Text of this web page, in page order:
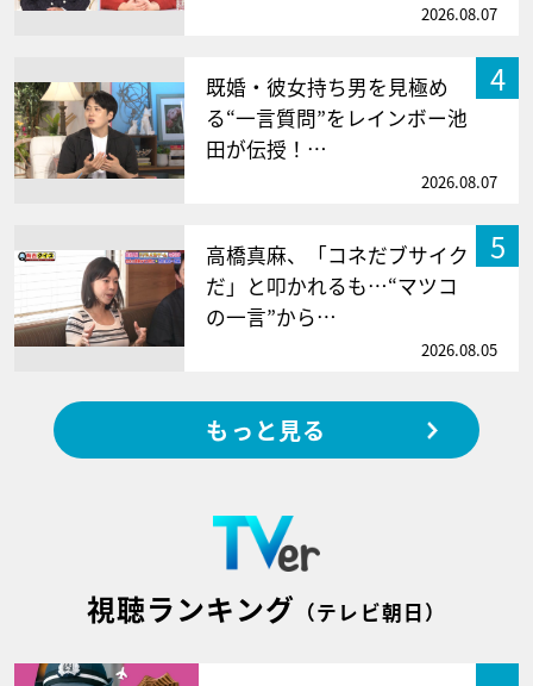
2026.08.07
4
既婚・彼女持ち男を見極め
る“一言質問”をレインボー池
田が伝授！…
2026.08.07
5
高橋真麻、「コネだブサイク
だ」と叩かれるも…“マツコ
の一言”から…
2026.08.05
もっと見る
視聴ランキング （テレビ朝日）